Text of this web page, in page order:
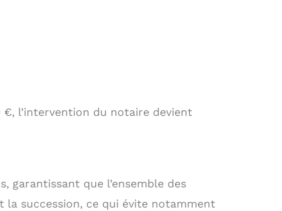
l’intervention du notaire devient
garantissant que l’ensemble des
la succession, ce qui évite notamment